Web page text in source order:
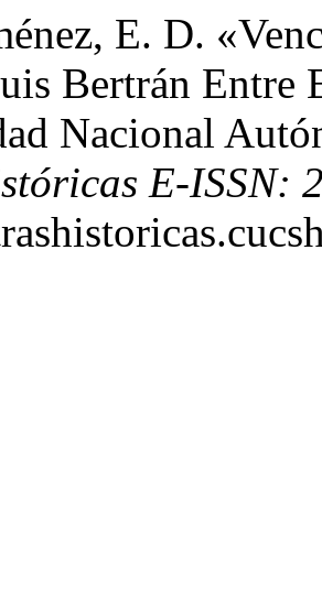
E. D.
Bertrán
Nacional
E-ISSN: